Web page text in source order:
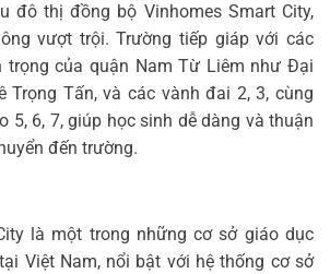
đô thị đồng bộ Vinhomes Smart City,
vượt trội. Trường tiếp giáp với các
trọng của quận Nam Từ Liêm như Đại
Trọng Tấn, và các vành đai 2, 3, cùng
5, 6, 7, giúp học sinh dễ dàng và thuận
đến trường.
là một trong những cơ sở giáo dục
Việt Nam, nổi bật với hệ thống cơ sở